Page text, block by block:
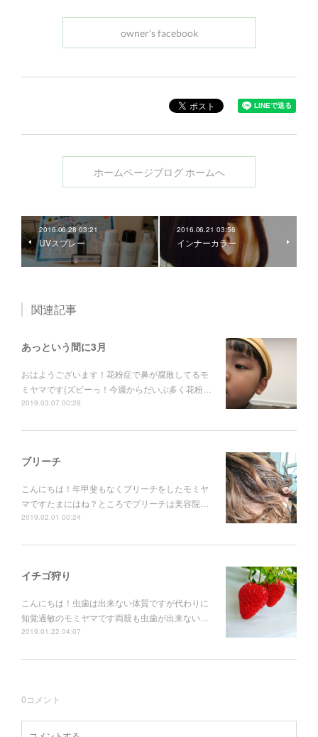
owner's facebook
ホームページブログ ホームへ
2016.06.28 03:21
UVスプレー
2016.06.21 03:56
インナーカラー
関連記事
あっという間に3月
おはようございます！花粉症で鼻が腐敗してるモ
ミヤマです(ズビーっ！今週からだいぶ多く花粉…
2019.03.07 00:28
ブリーチ
こんにちは！年甲斐もなくブリーチをしたモミヤ
マですたまにはね？ところでブリーチは美容院…
2019.02.01 00:24
イチゴ狩り
こんにちは！虫歯は出来ない体質ですが代わりに
知覚過敏のモミヤマです両親も虫歯が出来ない…
2019.01.22 04:07
0コメント